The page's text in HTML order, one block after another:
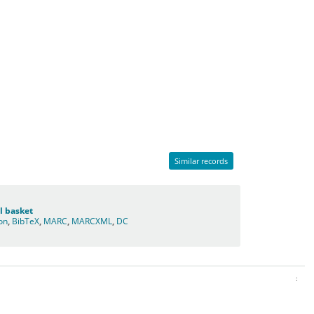
Similar records
basket
BibTeX MARC MARCXML DC
: